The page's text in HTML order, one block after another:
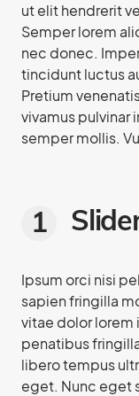
ut elit hendrerit
Semper lorem
nec donec.
tincidunt luctus
Pretium
vivamus pulvinar
semper mollis.
Ipsum orci nisi
sapien fringilla
vitae dolor lorem
penatibus
libero tempus
eget. Nunc eget